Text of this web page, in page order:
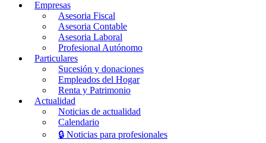
Empresas
Asesoria Fiscal
Asesoria Contable
Asesoria Laboral
Profesional Autónomo
Particulares
Sucesión y donaciones
Empleados del Hogar
Renta y Patrimonio
Actualidad
Noticias de actualidad
Calendario
🔒 Noticias para profesionales